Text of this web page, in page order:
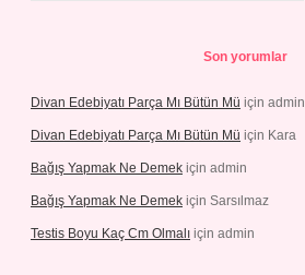
Son yorumlar
Divan Edebiyatı Parça Mı Bütün Mü için admin
Divan Edebiyatı Parça Mı Bütün Mü için Kara
Bağış Yapmak Ne Demek için admin
Bağış Yapmak Ne Demek için Sarsılmaz
Testis Boyu Kaç Cm Olmalı için admin